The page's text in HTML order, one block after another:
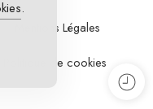
Mentions Légales
Politique de cookies
.